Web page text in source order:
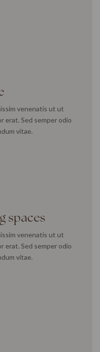
venenatis ut ut
erat. Sed semper odio
vitae.
spaces
venenatis ut ut
erat. Sed semper odio
vitae.